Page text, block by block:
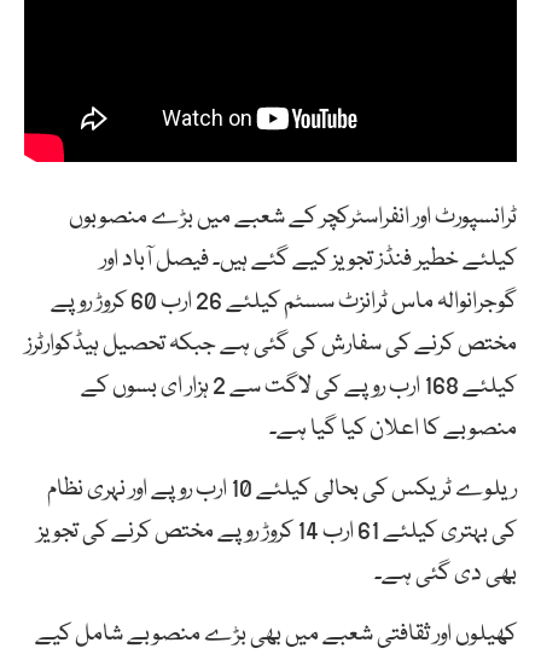
ٹرانسپورٹ اور انفراسٹرکچر کے شعبے میں بڑے منصوبوں
کیلئے خطیر فنڈز تجویز کیے گئے ہیں۔ فیصل آباد اور
گوجرانوالہ ماس ٹرانزٹ سسٹم کیلئے 26 ارب 60 کروڑ روپے
مختص کرنے کی سفارش کی گئی ہے جبکہ تحصیل ہیڈکوارٹرز
کیلئے 168 ارب روپے کی لاگت سے 2 ہزار ای بسوں کے
منصوبے کا اعلان کیا گیا ہے۔
ریلوے ٹریکس کی بحالی کیلئے 10 ارب روپے اور نہری نظام
کی بہتری کیلئے 61 ارب 14 کروڑ روپے مختص کرنے کی تجویز
بھی دی گئی ہے۔
کھیلوں اور ثقافتی شعبے میں بھی بڑے منصوبے شامل کیے